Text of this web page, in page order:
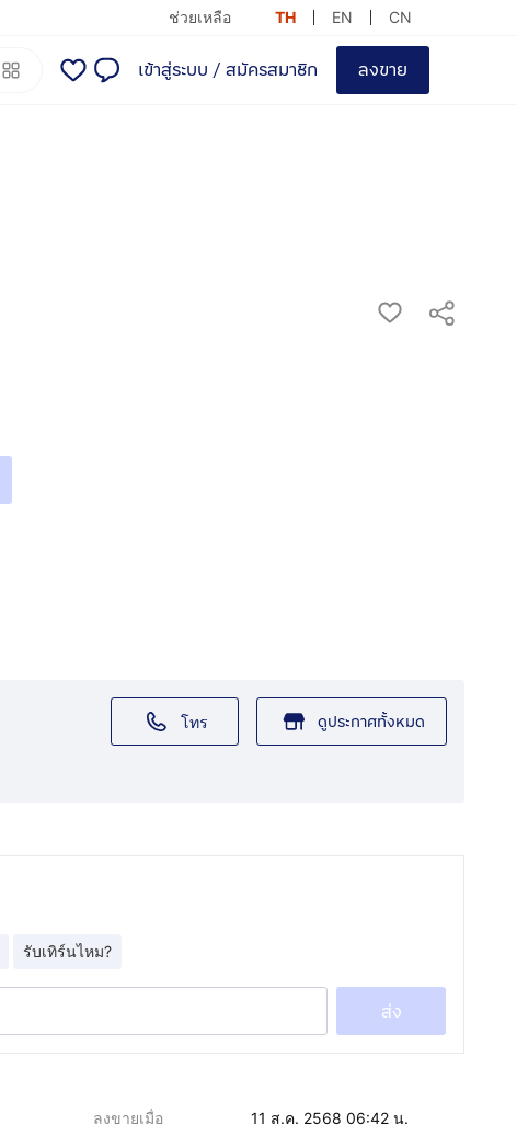
ช่วยเหลือ TH EN CN
เข้าสู่ระบบ / สมัครสมาชิก ลงขาย
โทร ดูประกาศทั้งหมด
รับเทิร์นไหม?
ส่ง
ลงขายเมื่อ
11 ส.ค. 2568 06:42 น.